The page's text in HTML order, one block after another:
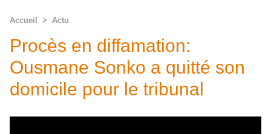
Accueil > Actu
Procès en diffamation:
Ousmane Sonko a quitté son
domicile pour le tribunal